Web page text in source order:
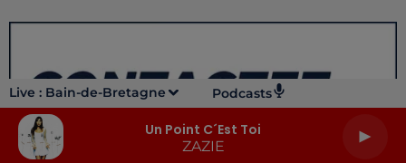
Live : Bain-de-Bretagne Podcasts
Un Point C´est Toi
ZAZIE